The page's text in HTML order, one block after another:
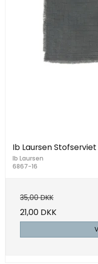
Ib Laursen
Ib Laursen
6867-16
35,00 DKK
21,00 DKK